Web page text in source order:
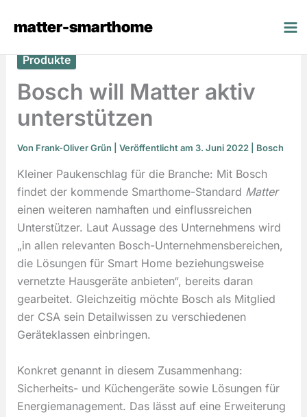
Inhaltmatter-smarthome
Produkte
Bosch will Matter aktiv
unterstützen
Von Frank-Oliver Grün | Veröffentlicht am 3. Juni 2022 | Bosch
Kleiner Paukenschlag für die Branche: Mit Bosch
findet der kommende Smarthome-Standard Matter
einen weiteren namhaften und einflussreichen
Unterstützer. Laut Aussage des Unternehmens wird
„in allen relevanten Bosch-Unternehmensbereichen,
die Lösungen für Smart Home beziehungsweise
vernetzte Hausgeräte anbieten“, bereits daran
gearbeitet. Gleichzeitig möchte Bosch als Mitglied
der CSA sein Detailwissen zu verschiedenen
Geräteklassen einbringen.
Konkret genannt in diesem Zusammenhang:
Sicherheits- und Küchengeräte sowie Lösungen für
Energiemanagement. Das lässt auf eine Erweiterung